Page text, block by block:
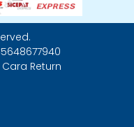
Return